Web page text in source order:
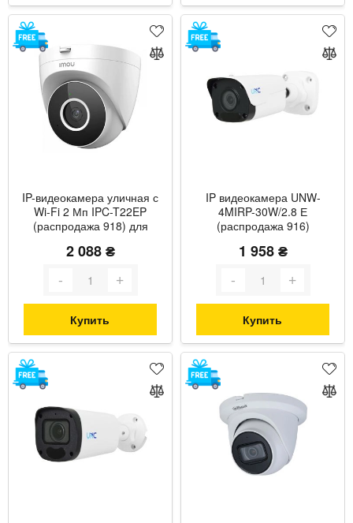
IP-видеокамера уличная с
Wi-Fi 2 Мп IPC-T22EP
(распродажа 918) для
2 088 ₴
Купить
IP видеокамера UNW-
4MIRP-30W/2.8 Е
(распродажа 916)
уличная для
1 958 ₴
Купить